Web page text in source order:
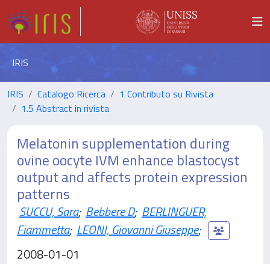
IRIS
IRIS Catalogo Ricerca
1 Contributo su Rivista
1.5 Abstract in rivista
Melatonin supplementation during
ovine oocyte IVM enhance blastocyst
output and affects protein expression
patterns
SUCCU, Sara; Bebbere D; BERLINGUER,
Fiammetta; LEONI, Giovanni Giuseppe;
2008-01-01